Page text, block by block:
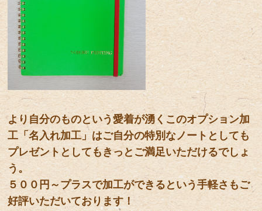
より自分のものという愛着が湧くこのオプション加
工「名入れ加工」はご自分の特別なノートとしても
プレゼントとしてもきっとご満足いただけるでしょ
う。
５００円～プラスで加工ができるという手軽さもご
好評いただいております！